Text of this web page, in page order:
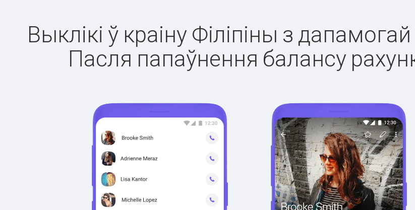
Выклікі ў краіну Філіпіны з
Пасля папаўнення балансу